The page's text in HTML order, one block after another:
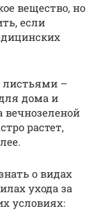
вещество, но
если
–
дома и
вечнозеленой
растет,
о видах
ухода за
условиях: